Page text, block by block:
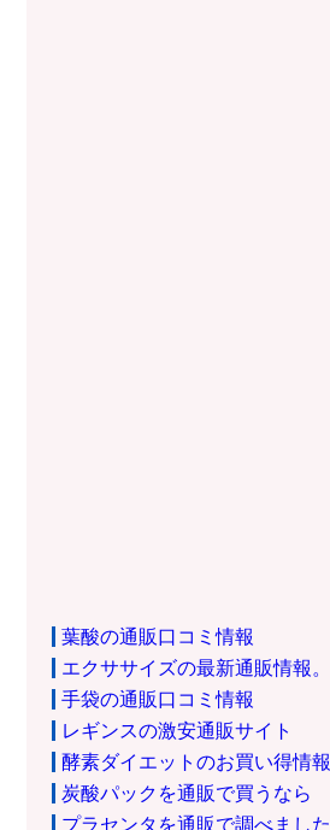
葉酸の通販口コミ情報
エクササイズの最新通販情報。
手袋の通販口コミ情報
レギンスの激安通販サイト
酵素ダイエットのお買い得情報
炭酸パックを通販で買うなら
プラセンタを通販で調べました